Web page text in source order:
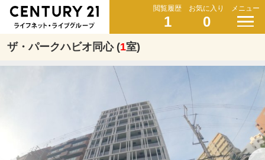
閲覧履歴
1
お気に入り
0
メニュー
ザ・パークハビオ同心 (1室)